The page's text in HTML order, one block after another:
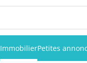
ImmobilierPetites